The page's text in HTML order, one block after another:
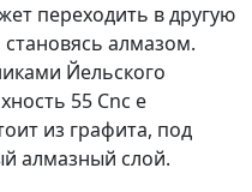
переходить в другую
алмазом.
Йельского
55 Cnc e
из графита, под
алмазный слой.